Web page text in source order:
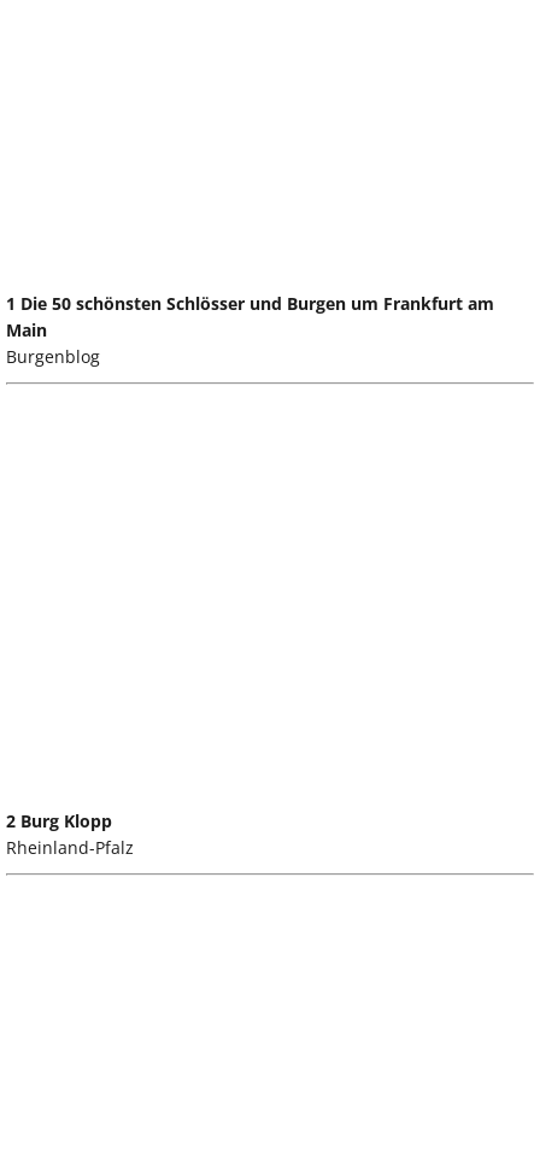
1 Die 50 schönsten Schlösser und Burgen um Frankfurt am
Main
Burgenblog
2 Burg Klopp
Rheinland-Pfalz